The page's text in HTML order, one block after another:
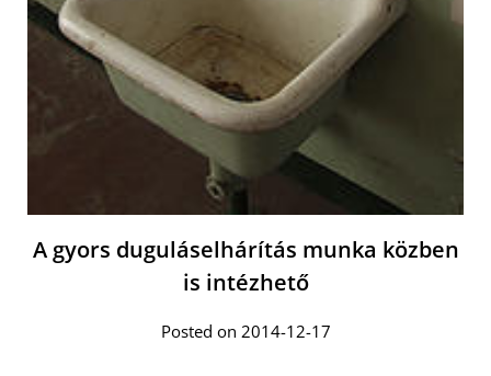
A gyors duguláselhárítás munka közben
is intézhető
Posted on 2014-12-17